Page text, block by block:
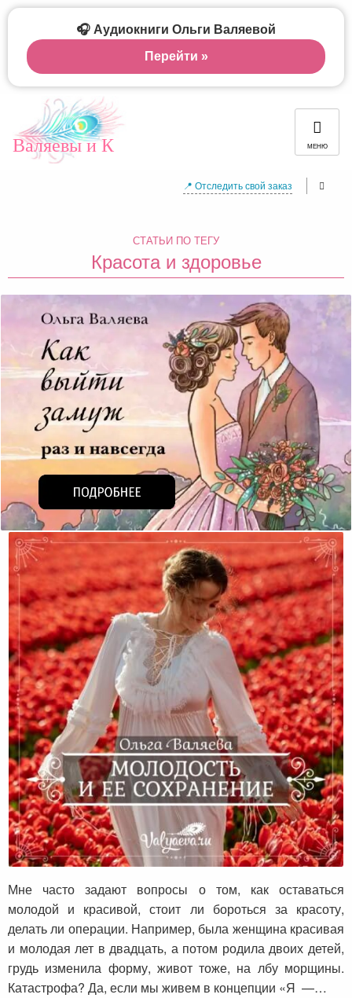
Валяевы и К МЕНЮ
📍 Отследить свой заказ
СТАТЬИ ПО ТЕГУ
Красота и здоровье
Молодость и ее сохранение
Мне часто задают вопросы о том, как оставаться
молодой и красивой, стоит ли бороться за красоту,
делать ли операции. Например, была женщина красивая
и молодая лет в двадцать, а потом родила двоих детей,
грудь изменила форму, живот тоже, на лбу морщины.
Катастрофа? Да, если мы живем в концепции «Я —…
🎧 Аудиокниги Ольги Валяевой
Перейти »